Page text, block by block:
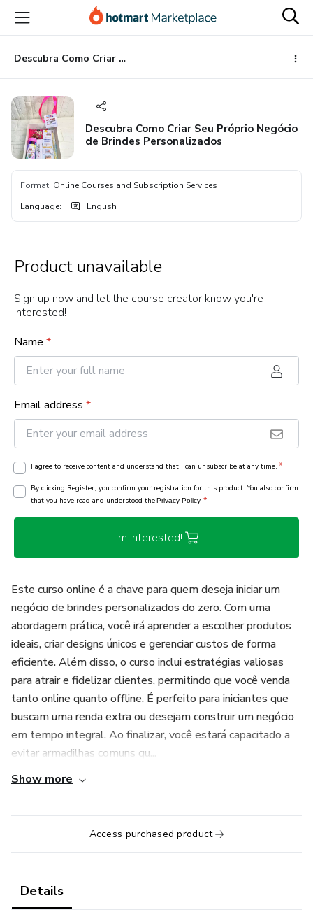
main
content
Descubra Como Criar Seu Próprio Negócio de Brindes Personalizados
Descubra Como Criar Seu Próprio Negócio
de Brindes Personalizados
Format: Online Courses and Subscription Services
Language: English
Product unavailable
Sign up now and let the course creator know you're
interested!
Name *
Email address *
I agree to receive content and understand that I can unsubscribe at any time. *
By clicking Register, you confirm your registration for this product. You also confirm
that you have read and understood thePrivacy Policy *
I'm interested!
Este curso online é a chave para quem deseja iniciar um
negócio de brindes personalizados do zero. Com uma
abordagem prática, você irá aprender a escolher produtos
ideais, criar designs únicos e gerenciar custos de forma
eficiente. Além disso, o curso inclui estratégias valiosas
para atrair e fidelizar clientes, permitindo que você venda
tanto online quanto offline. É perfeito para iniciantes que
buscam uma renda extra ou desejam construir um negócio
em tempo integral. Ao finalizar, você estará capacitado a
evitar armadilhas comuns qu...
Show more
Access purchased product
Details